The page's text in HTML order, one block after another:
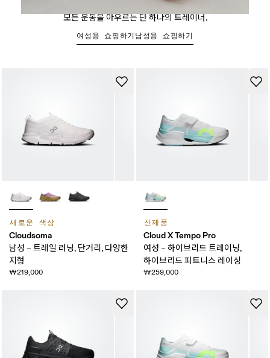
새로운 색상
Cloudsoma
남성 – 트레일 러닝, 단거리, 다양한
지형
₩219,000
신제품
Cloud X Tempo Pro
여성 – 하이브리드 트레이닝,
하이브리드 피트니스 레이싱
₩259,000
모든 운동을 아우르는 단 하나의 트레이너.
여성용 쇼핑하기 남성용 쇼핑하기